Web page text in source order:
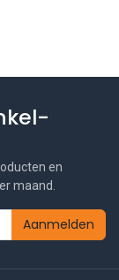
en
maand.
Aanmelden